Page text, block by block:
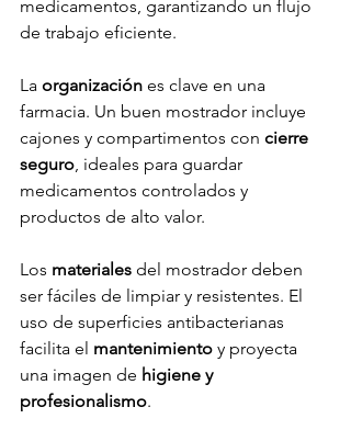
medicamentos, garantizando un flujo
de trabajo eficiente.
La organización es clave en una
farmacia. Un buen mostrador incluye
cajones y compartimentos con cierre
seguro , ideales para guardar
medicamentos controlados y
productos de alto valor.
Los materiales del mostrador deben
ser fáciles de limpiar y resistentes. El
uso de superficies antibacterianas
facilita el mantenimiento y proyecta
una imagen de higiene y
profesionalismo.